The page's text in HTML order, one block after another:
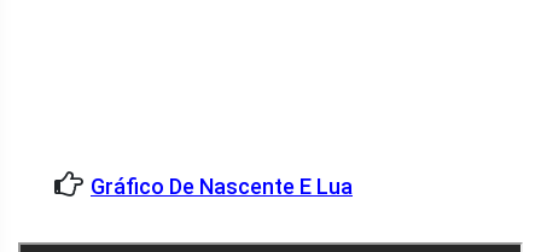
Gráfico De Nascente E Lua